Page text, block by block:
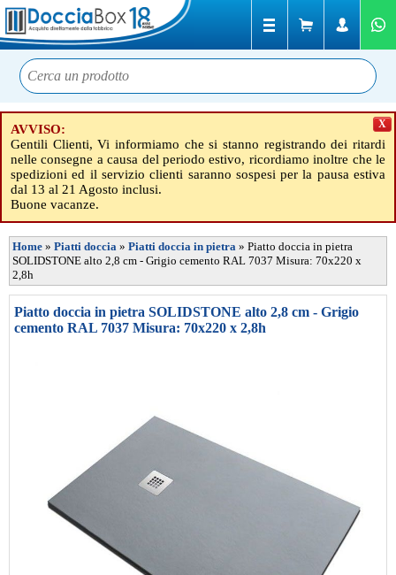
AVVISO:
Gentili Clienti, Vi informiamo che si stanno registrando dei ritardi
nelle consegne a causa del periodo estivo, ricordiamo inoltre che le
spedizioni ed il servizio clienti saranno sospesi per la pausa estiva
dal 13 al 21 Agosto inclusi.
Buone vacanze.
X
Home » Piatti doccia » Piatti doccia in pietra » Piatto doccia in pietra
SOLIDSTONE alto 2,8 cm - Grigio cemento RAL 7037 Misura: 70x220 x
2,8h
Piatto doccia in pietra SOLIDSTONE alto 2,8 cm - Grigio
cemento RAL 7037 Misura: 70x220 x 2,8h